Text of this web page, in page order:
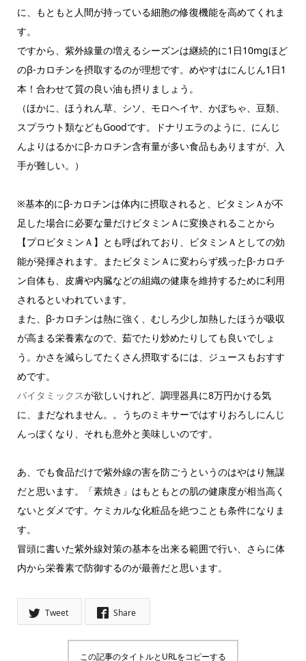
に、もともと人間が持っている細胞の修復機能を高めてくれま
す。
ですから、紫外線量の増えるシーズンは継続的に1日10mgほど
のβ-カロチンを摂取するのが理想です。めやすはにんじん1日1
本！合わせて質の良い油も摂りましょう。
（ほかに、ほうれん草、シソ、モロヘイヤ、かぼちゃ、豆類、
スプラウト類などもGoodです。ドナリエラのように、にんじ
んよりはるかにβ-カロチン含有量が多い食品もありますが、入
手が難しい。）
※基本的にβ-カロチンは体内に摂取されると、ビタミンＡが不
足した場合に必要な量だけビタミンＡに変換されることから
【プロビタミンＡ】とも呼ばれており、ビタミンＡとしての効
能が発揮されます。またビタミンＡに変わらず残ったβ-カロチ
ン自体も、皮膚や内臓などの組織の健康を維持するために利用
されるといわれています。
また、β-カロチンは熱に強く、むしろ少し加熱したほうが吸収
が高まる栄養素なので、茹でたり炒めたりしても良いでしょ
う。かさを減らしてたくさん摂取するには、ジュースもおすす
めです。
バイタミックスが欲しいけれど、調理器具に8万円かける気
に、まだなれません。。うちのミキサーではすりおろしにんじ
んっぽくなり、それも意外と美味しいのです。
あ、でも食品だけで紫外線の害を防ごうというのはやはり無謀
だと思います。「素焼き」はもともとの肌の健康度が相当高く
ないとダメです。ケミカルな化粧品を絶つことも条件になりま
す。
冒頭に書いた紫外線対策の基本を出来る範囲で行い、さらに体
内から栄養素で防御するのが最善だと思います。
Tweet Share
この記事のタイトルとURLをコピーする